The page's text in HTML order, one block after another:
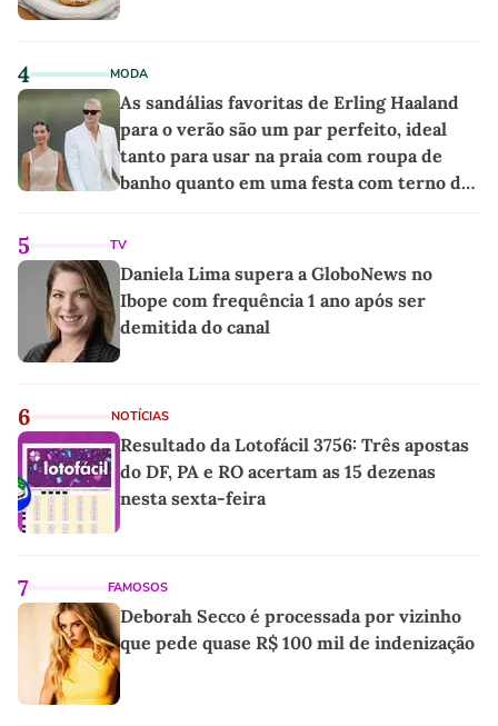
4 MODA
As sandálias favoritas de Erling Haaland
para o verão são um par perfeito, ideal
tanto para usar na praia com roupa de
banho quanto em uma festa com terno de
5 TV
Daniela Lima supera a GloboNews no
Ibope com frequência 1 ano após ser
demitida do canal
6 NOTÍCIAS
Resultado da Lotofácil 3756: Três apostas
do DF, PA e RO acertam as 15 dezenas
nesta sexta-feira
7 FAMOSOS
Deborah Secco é processada por vizinho
que pede quase R$ 100 mil de indenização